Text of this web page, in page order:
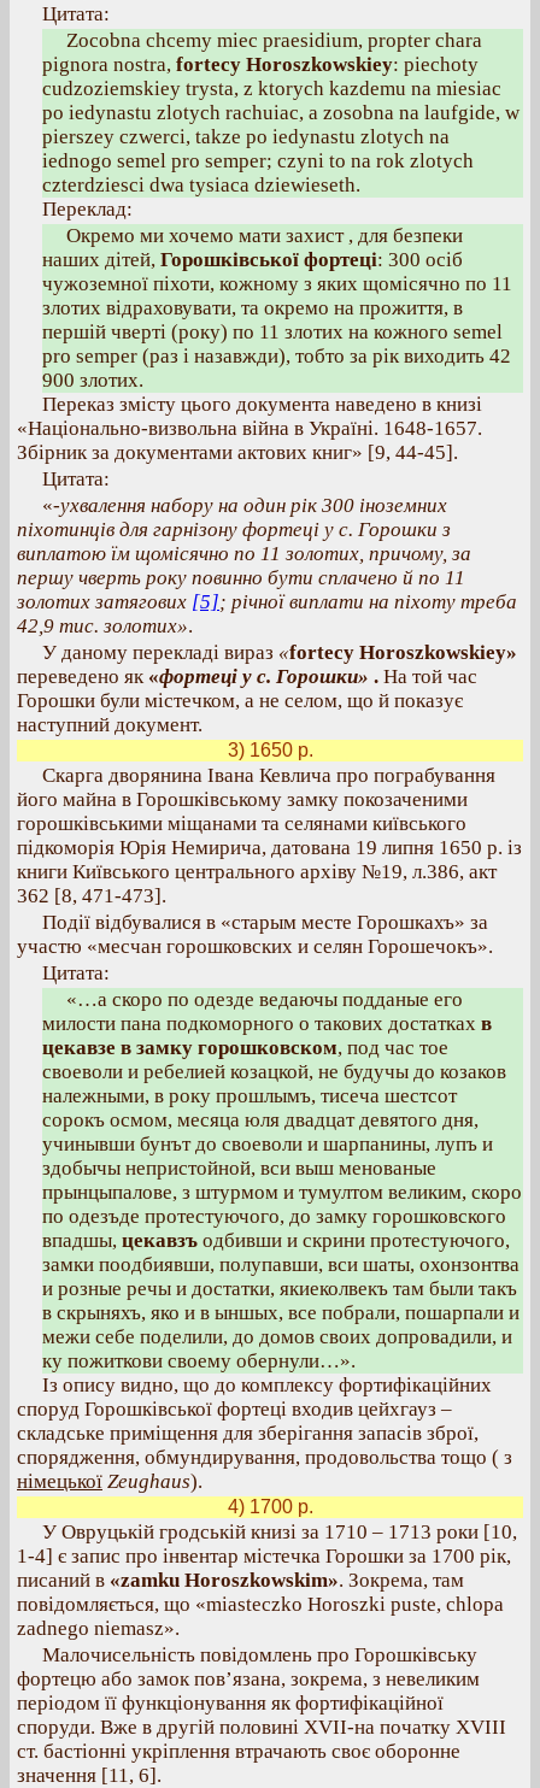
Цитата:
Zocobna chcemy miec praesidium, propter chara
pignora nostra, fortecy Horoszkowskiey: piechoty
cudzoziemskiey trysta, z ktorych kazdemu na miesiac
po iedynastu zlotych rachuiac, a zosobna na laufgide, w
pierszey czwerci, takze po iedynastu zlotych na
iednogo semel pro semper; czyni to na rok zlotych
czterdziesci dwa tysiaca dziewieseth.
Переклад:
Окремо ми хочемо мати захист , для безпеки
наших дітей, Горошківської фортеці: 300 осіб
чужоземної піхоти, кожному з яких щомісячно по 11
злотих відраховувати, та окремо на прожиття, в
першій чверті (року) по 11 злотих на кожного semel
pro semper (раз і назавжди), тобто за рік виходить 42
900 злотих.
Переказ змісту цього документа наведено в книзі
«Національно-визвольна війна в Україні. 1648-1657.
Збірник за документами актових книг» [9, 44-45].
Цитата:
«-ухвалення набору на один рік 300 іноземних
піхотинців для гарнізону фортеці у с. Горошки з
виплатою їм щомісячно по 11 золотих, причому, за
першу чверть року повинно бути сплачено й по 11
золотих затягових [5]; річної виплати на піхоту треба
42,9 тис. золотих».
У даному перекладі вираз «fortecy Horoszkowskiey»
переведено як«фортеці у с. Горошки» . На той час
Горошки були містечком, а не селом, що й показує
наступний документ.
3) 1650 р.
Скарга дворянина Івана Кевлича про пограбування
його майна в Горошківському замку покозаченими
горошківськими міщанами та селянами київського
підкоморія Юрія Немирича, датована 19 липня 1650 р. із
книги Київського центрального архіву №19, л.386, акт
362 [8, 471-473].
Події відбувалися в «старым месте Горошкахъ» за
участю «месчан горошковских и селян Горошечокъ».
Цитата:
«…а скоро по одезде ведаючы подданые его
милости пана подкоморного о такових достатках в
цекавзе в замку горошковском, под час тое
своеволи и ребелией козацкой, не будучы до козаков
належными, в року прошлымъ, тисеча шестсот
сорокъ осмом, месяца юля двадцат девятого дня,
учинывши бунът до своеволи и шарпанины, лупъ и
здобычы непристойной, вси выш менованые
прынцыпалове, з штурмом и тумултом великим, скоро
по одезъде протестуючого, до замку горошковского
впадшы, цекавзъ одбивши и скрини протестуючого,
замки поодбиявши, полупавши, вси шаты, охонзонтва
и розные речы и достатки, якиеколвекъ там были такъ
в скрыняхъ, яко и в ыншых, все побрали, пошарпали и
межи себе поделили, до домов своих допровадили, и
ку пожиткови своему обернули…».
Із опису видно, що до комплексу фортифікаційних
споруд Горошківської фортеці входив цейхгауз –
складське приміщення для зберігання запасів зброї,
спорядження, обмундирування, продовольства тощо ( з
німецької Zeughaus).
4) 1700 р.
У Овруцькій гродській книзі за 1710 – 1713 роки [10,
1-4] є запис про інвентар містечка Горошки за 1700 рік,
писаний в «zamku Horoszkowskim». Зокрема, там
повідомляється, що «miasteczko Horoszki puste, chlopa
zadnego niemasz».
Малочисельність повідомлень про Горошківську
фортецю або замок пов’язана, зокрема, з невеликим
періодом її функціонування як фортифікаційної
споруди. Вже в другій половині XVII-на початку XVIII
ст. бастіонні укріплення втрачають своє оборонне
значення [11, 6].